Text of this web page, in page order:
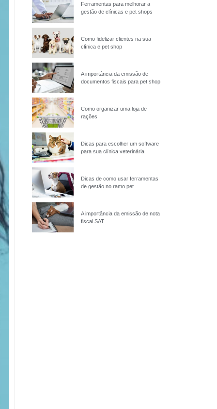
Ferramentas para melhorar a
gestão de clínicas e pet shops
Como fidelizar clientes na sua
clínica e pet shop
A importância da emissão de
documentos fiscais para pet shop
Como organizar uma loja de
rações
Dicas para escolher um software
para sua clínica veterinária
Dicas de como usar ferramentas
de gestão no ramo pet
A importância da emissão de nota
fiscal SAT